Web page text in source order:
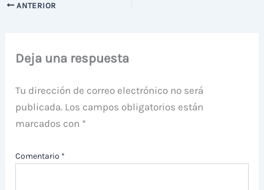
ANTERIOR
Deja una respuesta
Tu dirección de correo electrónico no será
publicada. Los campos obligatorios están
marcados con *
Comentario *